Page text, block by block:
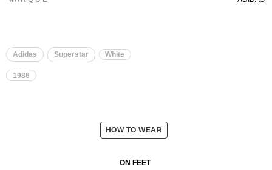
Adidas Superstar White
1986
HOW TO WEAR
ON FEET